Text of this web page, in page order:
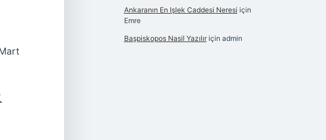
Ankaranın En Işlek Caddesi Neresi için
Emre
Başpiskopos Nasil Yazılıriçin admin